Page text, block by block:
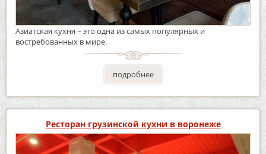
Азиатская кухня – это одна из самых популярных и
востребованных в мире.
подробнее
Ресторан грузинской кухни в воронеже